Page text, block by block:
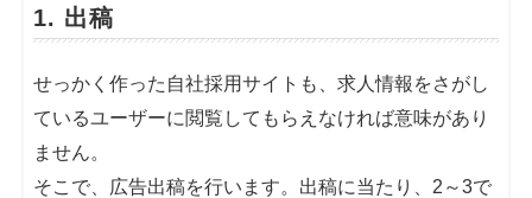
1. 出稿
せっかく作った自社採用サイトも、求人情報をさがし
ているユーザーに閲覧してもらえなければ意味があり
ません。
そこで、広告出稿を行います。出稿に当たり、2～3で